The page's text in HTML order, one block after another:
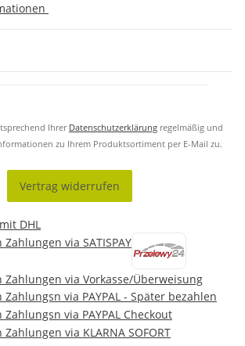
Ihrer Datenschutzerklärung regelmäßig und
zu Ihrem Produktsortiment per E-Mail zu.
Vertrag widerrufen